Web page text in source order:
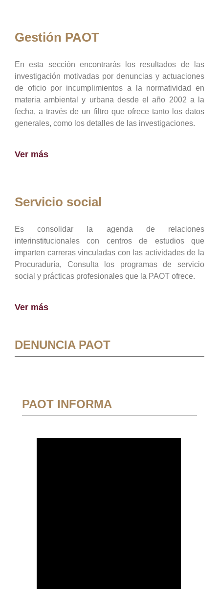
Gestión PAOT
En esta sección encontrarás los resultados de las
investigación motivadas por denuncias y actuaciones
de oficio por incumplimientos a la normatividad en
materia ambiental y urbana desde el año 2002 a la
fecha, a través de un filtro que ofrece tanto los datos
generales, como los detalles de las investigaciones.
Ver más
Servicio social
Es consolidar la agenda de relaciones
interinstitucionales con centros de estudios que
imparten carreras vinculadas con las actividades de la
Procuraduría, Consulta los programas de servicio
social y prácticas profesionales que la PAOT ofrece.
Ver más
DENUNCIA PAOT
PAOT INFORMA